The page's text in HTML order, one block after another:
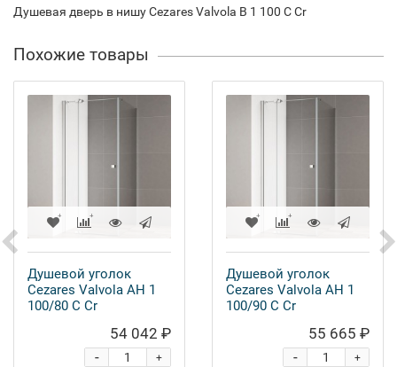
Душевая дверь в нишу Cezares Valvola B 1 100 C Cr
Похожие товары
Душевой уголок
Cezares Valvola AH 1
100/80 C Cr
54 042 ₽
+
-
Душевой уголок
Cezares Valvola AH 1
100/90 C Cr
55 665 ₽
+
-